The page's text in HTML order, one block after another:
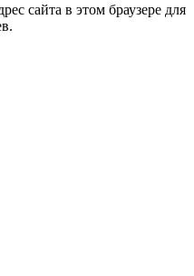
сайта в этом браузере для